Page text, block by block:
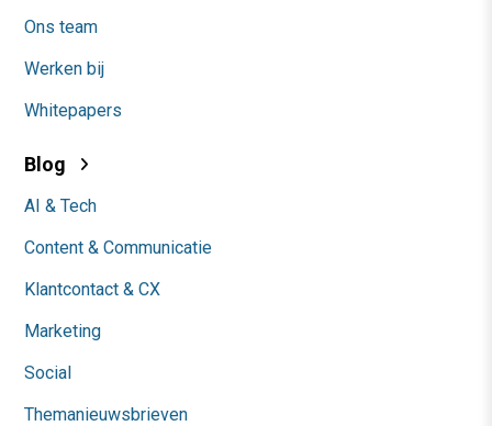
Ons team
Werken bij
Whitepapers
Blog
AI & Tech
Content & Communicatie
Klantcontact & CX
Marketing
Social
Themanieuwsbrieven